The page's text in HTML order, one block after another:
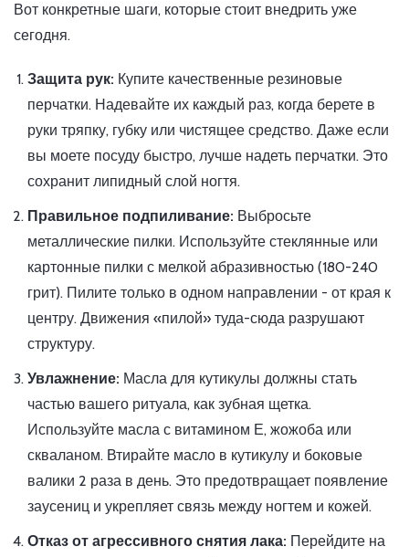
Вот конкретные шаги, которые стоит внедрить уже
сегодня.
Защита рук: Купите качественные резиновые
перчатки. Надевайте их каждый раз, когда берете в
руки тряпку, губку или чистящее средство. Даже если
вы моете посуду быстро, лучше надеть перчатки. Это
сохранит липидный слой ногтя.
Правильное подпиливание: Выбросьте
металлические пилки. Используйте стеклянные или
картонные пилки с мелкой абразивностью (180-240
грит). Пилите только в одном направлении - от края к
центру. Движения «пилой» туда-сюда разрушают
структуру.
Увлажнение: Масла для кутикулы должны стать
частью вашего ритуала, как зубная щетка.
Используйте масла с витамином Е, жожоба или
скваланом. Втирайте масло в кутикулу и боковые
валики 2 раза в день. Это предотвращает появление
заусениц и укрепляет связь между ногтем и кожей.
Отказ от агрессивного снятия лака: Перейдите на